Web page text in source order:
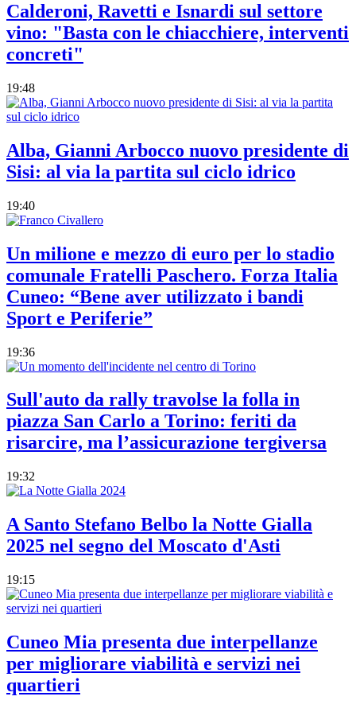
Calderoni, Ravetti e Isnardi sul settore
vino: "Basta con le chiacchiere, interventi
concreti"
19:48
Alba, Gianni Arbocco nuovo presidente di
Sisi: al via la partita sul ciclo idrico
19:40
Un milione e mezzo di euro per lo stadio
comunale Fratelli Paschero. Forza Italia
Cuneo: “Bene aver utilizzato i bandi
Sport e Periferie”
19:36
Sull'auto da rally travolse la folla in
piazza San Carlo a Torino: feriti da
risarcire, ma l’assicurazione tergiversa
19:32
A Santo Stefano Belbo la Notte Gialla
2025 nel segno del Moscato d'Asti
19:15
Cuneo Mia presenta due interpellanze
per migliorare viabilità e servizi nei
quartieri